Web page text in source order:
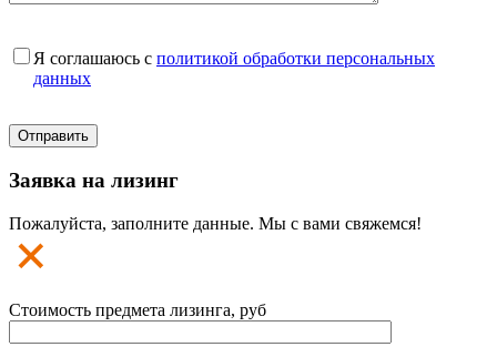
Я соглашаюсь с политикой обработки персональных
данных
Заявка на лизинг
Пожалуйста, заполните данные. Мы с вами свяжемся!
Стоимость предмета лизинга, руб